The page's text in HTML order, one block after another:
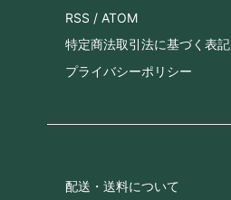
RSS / ATOM
特定商法取引法に基づく表記
プライバシーポリシー
配送・送料について